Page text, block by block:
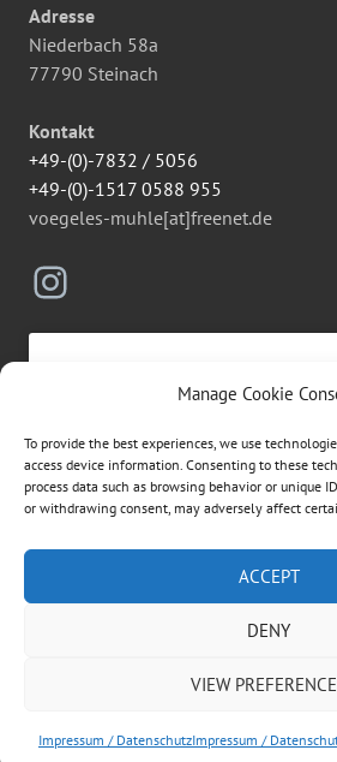
Manage Cookie
To provide the best experiences, we use
access device information. Consenting to these
process data such as browsing behavior or unique
or withdrawing consent, may adversely affect
ACCEPT
DENY
VIEW
Impressum / DatenschutzImpressum /
Adresse
Niederbach 58a
77790 Steinach
Kontakt
+49-(0)-7832 / 5056
+49-(0)-1517 0588 955
voegeles-muhle[at]freenet.de
Instagram
enable this
Suchen